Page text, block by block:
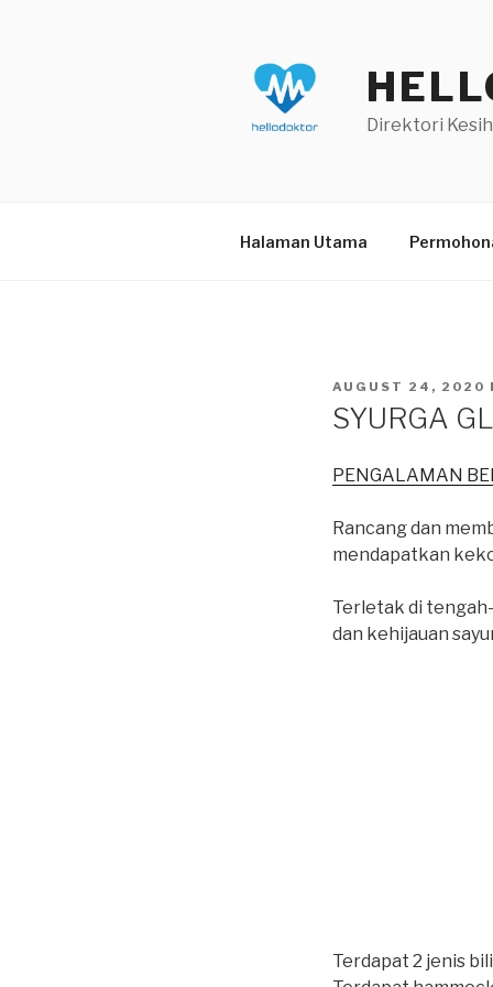
Direktori
Halaman Utama
POSTED
AUGUST 24, 2020
SYURGA
PENGALAMAN
Rancang dan
mendapatkan
Terletak di
dan kehijauan
Terdapat 2 jenis